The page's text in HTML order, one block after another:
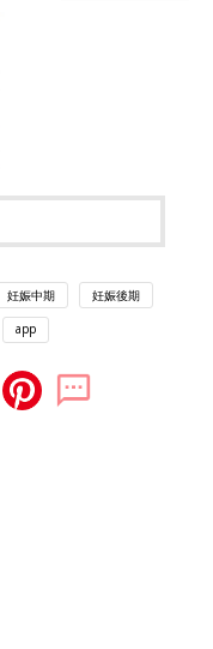
妊娠中期 妊娠後期
app